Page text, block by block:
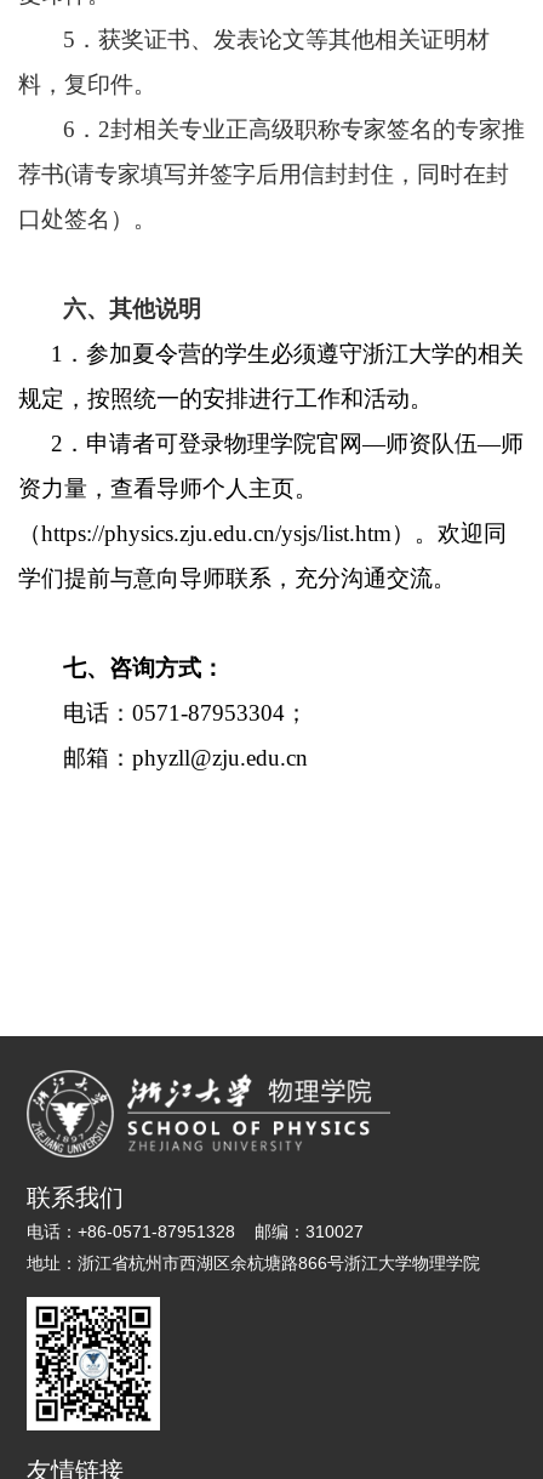
5． 获奖证书、发表论文等其他相关证明材
料，复印件。
6．2封相关专业正高级职称专家签名的专家推
荐书(请专家填写并签字后用信封封住，同时在封
口处签名）。
六、其他说明
1． 参加夏令营的学生必须遵守浙江大学的相关
规定，按照统一的安排进行工作和活动。
2． 申请者可登录物理学院官网—师资队伍—师
资力量，查看导师个人主页。
（https://physics.zju.edu.cn/ysjs/list.htm）。 欢迎同
学们提前与意向导师联系，充分沟通交流。
七、咨询方式：
电话： 0571-87953304 ；
邮箱： phyzll@zju.edu.cn
联系我们
电话：+86-0571-87951328 邮编：310027
地址：浙江省杭州市西湖区余杭塘路866号浙江大学物理学院
友情链接